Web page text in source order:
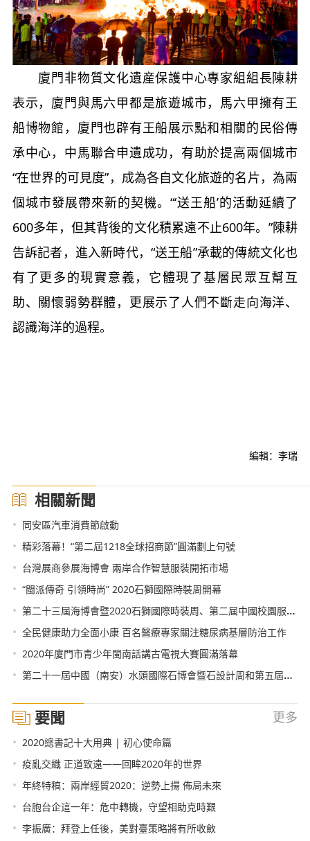
廈門非物質文化遺産保護中心專家組組長陳耕
表示，廈門與馬六甲都是旅遊城市，馬六甲擁有王
船博物館，廈門也辟有王船展示點和相關的民俗傳
承中心，中馬聯合申遺成功，有助於提高兩個城市
“在世界的可見度”，成為各自文化旅遊的名片，為兩
個城市發展帶來新的契機。“‘送王船’的活動延續了
600多年，但其背後的文化積累遠不止600年。”陳耕
告訴記者，進入新時代，“送王船”承載的傳統文化也
有了更多的現實意義，它體現了基層民眾互幫互
助、關懷弱勢群體，更展示了人們不斷走向海洋、
認識海洋的過程。
編輯：李瑞
相關新聞
• 同安區汽車消費節啟動
• 精彩落幕！“第二屆1218全球招商節”圓滿劃上句號
• 台灣展商參展海博會 兩岸合作智慧服裝開拓市場
• “閩派傳奇 引領時尚” 2020石獅國際時裝周開幕
• 第二十三屆海博會暨2020石獅國際時裝周、第二屆中國校園服飾國際博覽會石獅舉辦
• 全民健康助力全面小康 百名醫療專家關注糖尿病基層防治工作
• 2020年廈門市青少年閩南話講古電視大賽圓滿落幕
• 第二十一屆中國（南安）水頭國際石博會暨石設計周和第五屆中國（南安）泛家居主題活動周舉行
要聞 更多
• 2020總書記十大用典 | 初心使命篇
• 疫亂交織 正道致遠——回眸2020年的世界
• 年終特稿：兩岸經貿2020：逆勢上揚 佈局未來
• 台胞台企這一年：危中轉機，守望相助克時艱
• 李振廣：拜登上任後，美對臺策略將有所收斂